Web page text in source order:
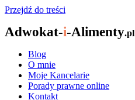
Przejdź do treści
Adwokat-i-Alimenty.pl
Blog
O mnie
Moje Kancelarie
Porady prawne online
Kontakt